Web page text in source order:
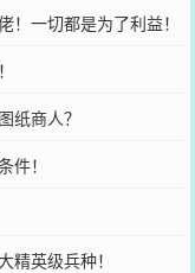
一切都是为了利益！
纸商人？
件！
英级兵种！